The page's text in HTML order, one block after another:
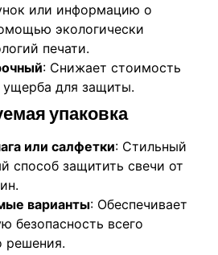
или информацию о
экологически
печати.
: Снижает стоимость
ущерба для защиты.
упаковка
или салфетки: Стильный
способ защитить свечи от
варианты: Обеспечивает
безопасность всего
решения.